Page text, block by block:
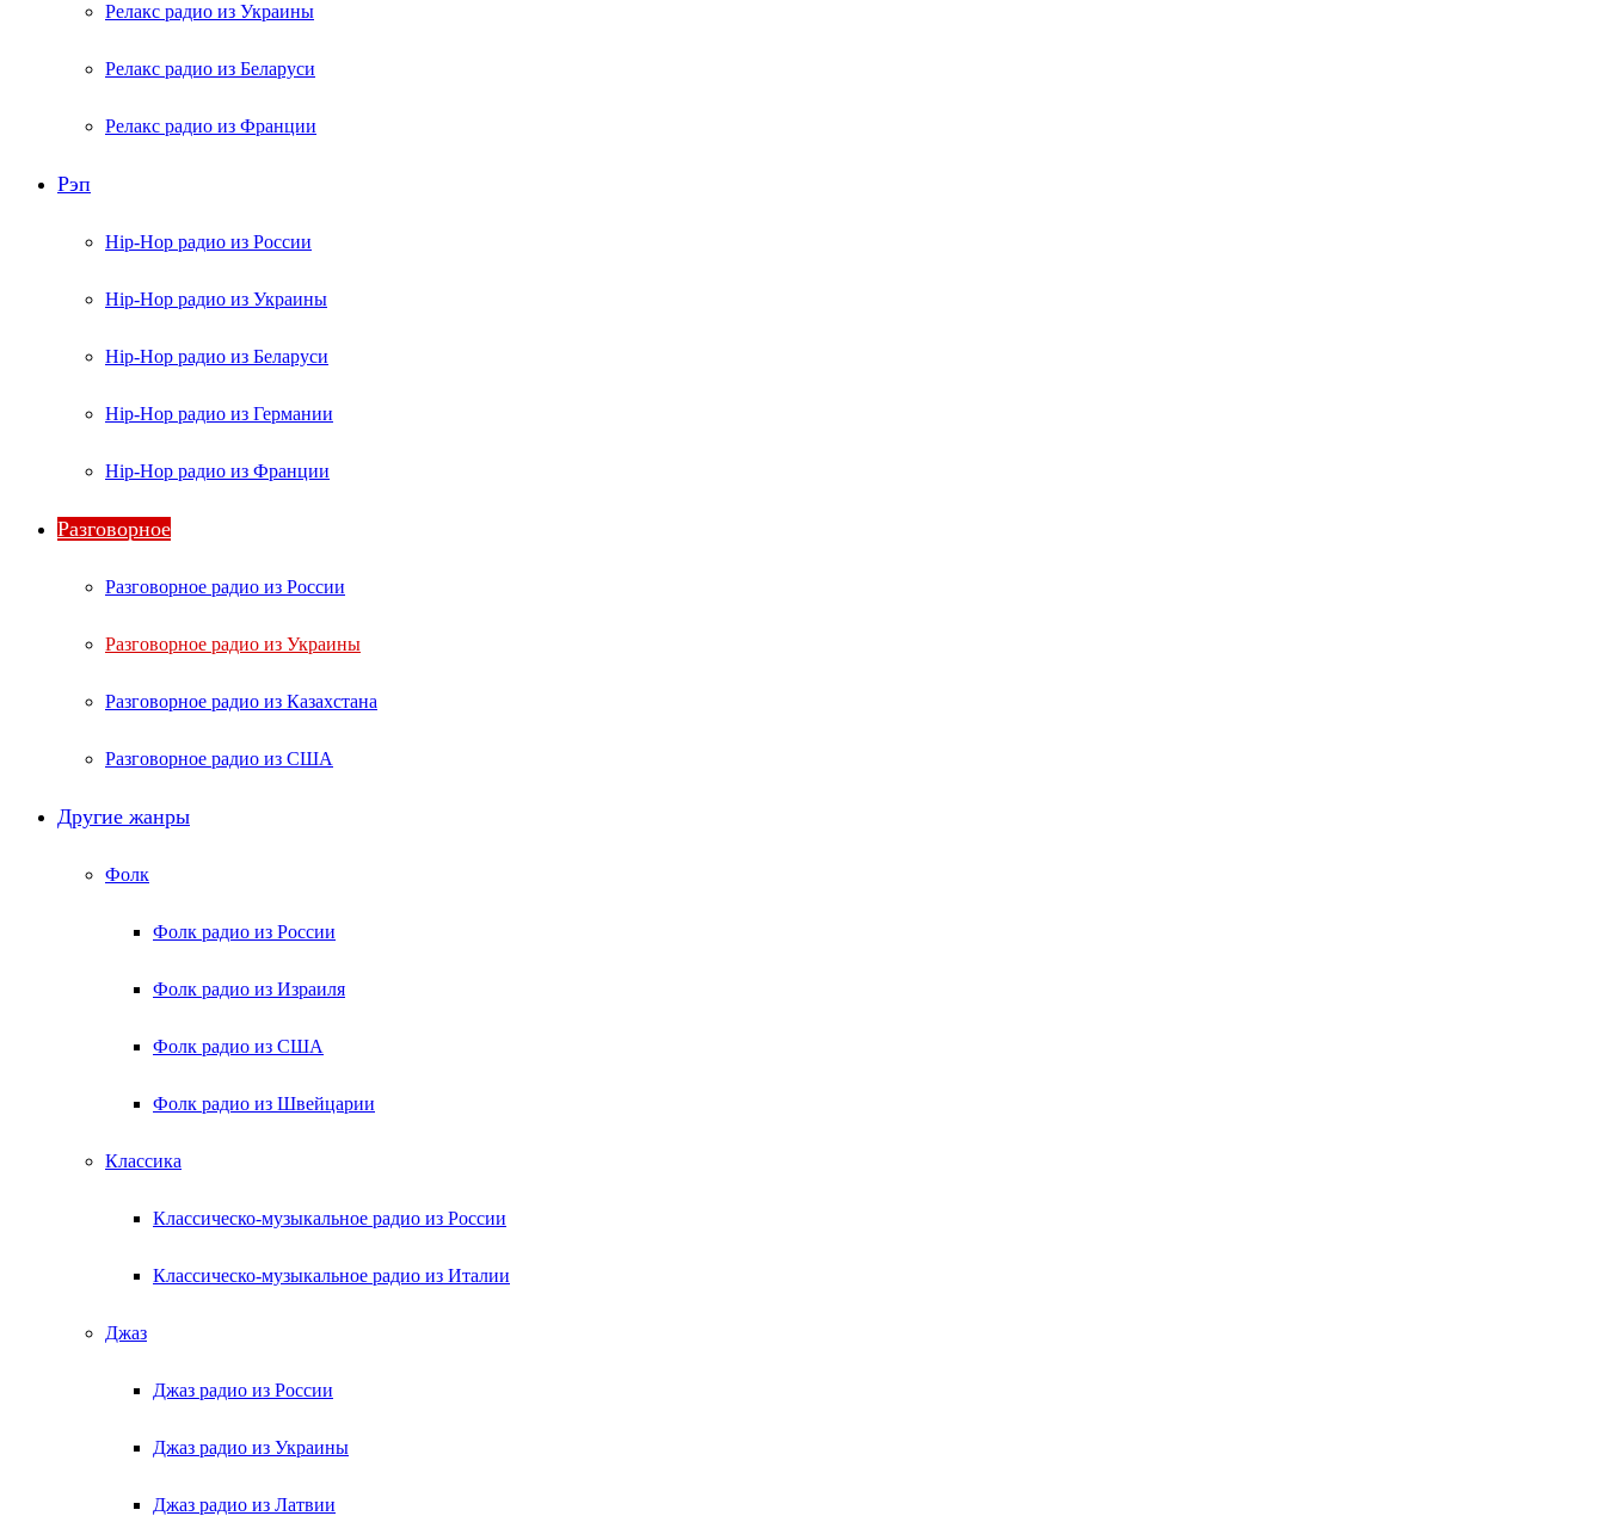
Релакс радио из Украины
Релакс радио из Беларуси
Релакс радио из Франции
Рэп
Hip-Hop радио из России
Hip-Hop радио из Украины
Hip-Hop радио из Беларуси
Hip-Hop радио из Германии
Hip-Hop радио из Франции
Разговорное
Разговорное радио из России
Разговорное радио из Украины
Разговорное радио из Казахстана
Разговорное радио из США
Другие жанры
Фолк
Фолк радио из России
Фолк радио из Израиля
Фолк радио из США
Фолк радио из Швейцарии
Классика
Классическо-музыкальное радио из России
Классическо-музыкальное радио из Италии
Джаз
Джаз радио из России
Джаз радио из Украины
Джаз радио из Латвии